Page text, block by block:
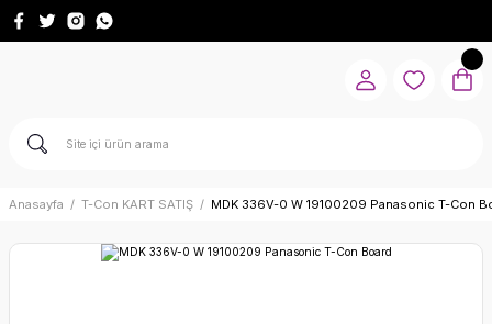
Anasayfa T-Con KART SATIŞ MDK 336V-0 W 19100209 Panasonic T-Con